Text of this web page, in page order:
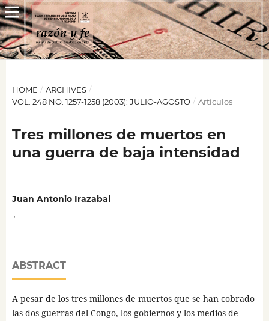
HOME / ARCHIVES /
VOL. 248 NO. 1257-1258 (2003): JULIO-AGOSTO / Artículos
Tres millones de muertos en
una guerra de baja intensidad
Juan Antonio Irazabal
ABSTRACT
A pesar de los tres millones de muertos que se han cobrado
las dos guerras del Congo, los gobiernos y los medios de